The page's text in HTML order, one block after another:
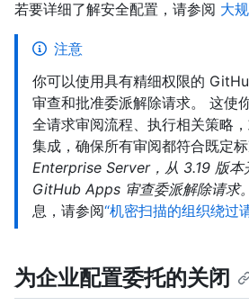
若要详细了解安全配置，请参阅 大
注意
你可以使用具有精细权限的
审查和批准委派解除请求。 这使
全请求审阅流程、执行相关策略
集成，确保所有审阅都符合既定标
Enterprise Server，从 3.19 版本
GitHub Apps 审查委派解除请求。
息，请参阅“机密扫描的组织绕过
为企业配置委托的关闭